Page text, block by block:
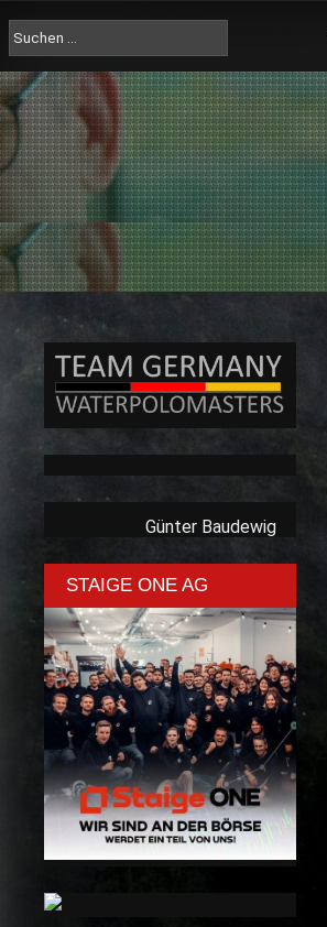
content
Suche
nach:
Günter Baudewig
STAIGE ONE AG